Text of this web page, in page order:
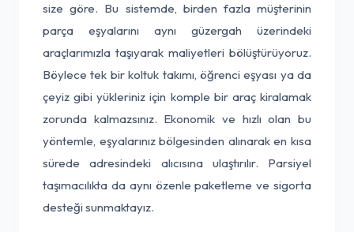
size göre. Bu sistemde, birden fazla müşterinin
parça eşyalarını aynı güzergah üzerindeki
araçlarımızla taşıyarak maliyetleri bölüştürüyoruz.
Böylece tek bir koltuk takımı, öğrenci eşyası ya da
çeyiz gibi yükleriniz için komple bir araç kiralamak
zorunda kalmazsınız. Ekonomik ve hızlı olan bu
yöntemle, eşyalarınız bölgesinden alınarak en kısa
sürede adresindeki alıcısına ulaştırılır. Parsiyel
taşımacılıkta da aynı özenle paketleme ve sigorta
desteği sunmaktayız.